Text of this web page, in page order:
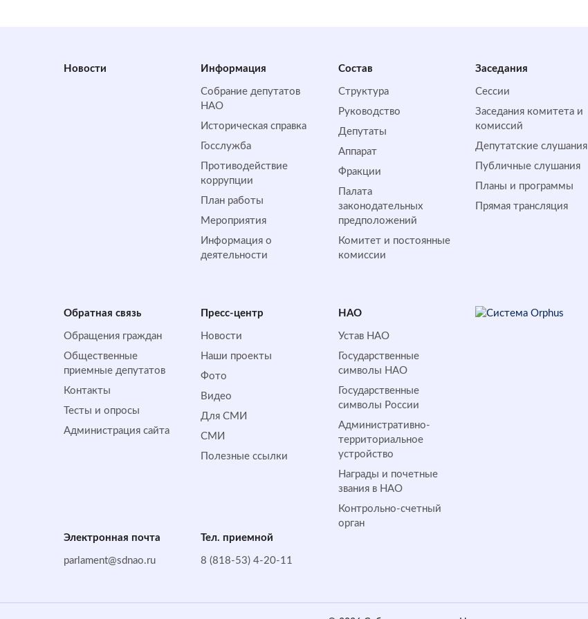
Новости Информация
Собрание депутатов
НАО
Историческая справка
Госслужба
Противодействие
коррупции
План работы
Мероприятия
Информация о
деятельности
Состав
Структура
Руководство
Депутаты
Аппарат
Фракции
Палата
законодательных
предположений
Комитет и постоянные
комиссии
Заседания
Сессии
Заседания комитета и
комиссий
Депутатские слушания
Публичные слушания
Планы и программы
Прямая трансляция
Обратная cвязь
Обращения граждан
Общественные
приемные депутатов
Контакты
Тесты и опросы
Администрация сайта
Пресс-центр
Новости
Наши проекты
Фото
Видео
Для СМИ
СМИ
Полезные ссылки
НАО
Устав НАО
Государственные
символы НАО
Государственные
символы России
Административно-
территориальное
устройство
Награды и почетные
звания в НАО
Контрольно-счетный
орган
Электронная почта
parlament@sdnao.ru
Тел. приемной
8 (818-53) 4-20-11